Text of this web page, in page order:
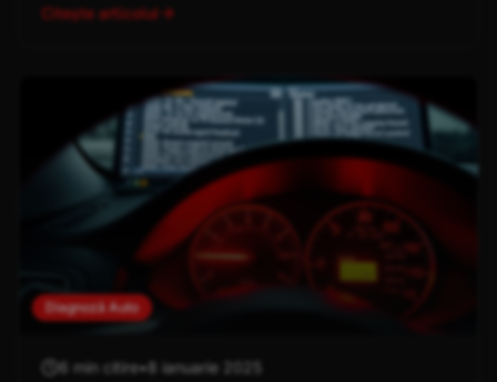
Citește articolul
Diagnoză Auto
6 min citire•8 ianuarie 2025